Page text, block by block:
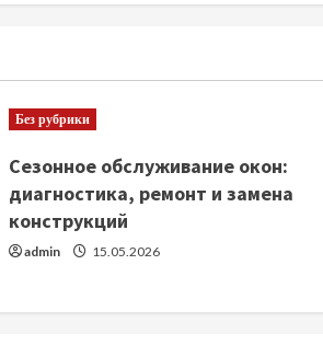
Без рубрики
Сезонное обслуживание окон:
диагностика, ремонт и замена
конструкций
admin 15.05.2026